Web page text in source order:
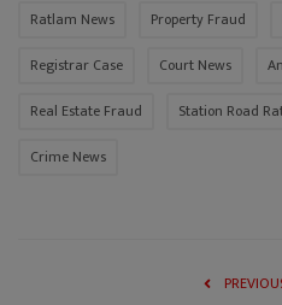
Ratlam News Property Fraud
Registrar Case
Court News
Real Estate Fraud
Station Road
Crime News